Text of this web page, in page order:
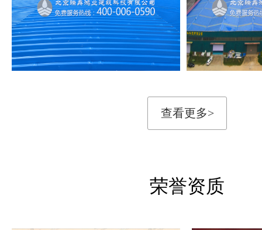
查看更多>
荣誉资质